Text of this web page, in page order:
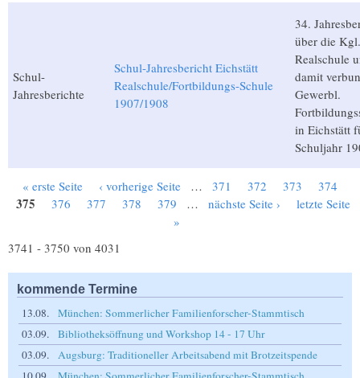
Schul-
Jahresberichte
Schul-Jahresbericht Eichstätt
Realschule/Fortbildungs-Schule
1907/1908
34.
über die Kgl.
Realschule
damit
Gewerbl.
in Eichstätt
Schuljahr
Seiten
« erste Seite ‹ vorherige Seite … 371 372 373 374
375 376 377 378 379 … nächste Seite ›
letzte Seite
»
3741 - 3750 von 4031
kommende Termine
13.08.
München: Sommerlicher Familienforscher-Stammtisch
03.09.
Bibliotheksöffnung und Workshop 14 - 17 Uhr
03.09.
Augsburg: Traditioneller Arbeitsabend mit Brotzeitspende